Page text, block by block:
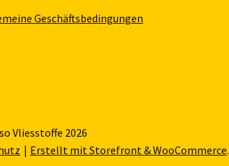
Geschäftsbedingungen
Vliesstoffe 2026
Erstellt mit Storefront & WooCommerce.